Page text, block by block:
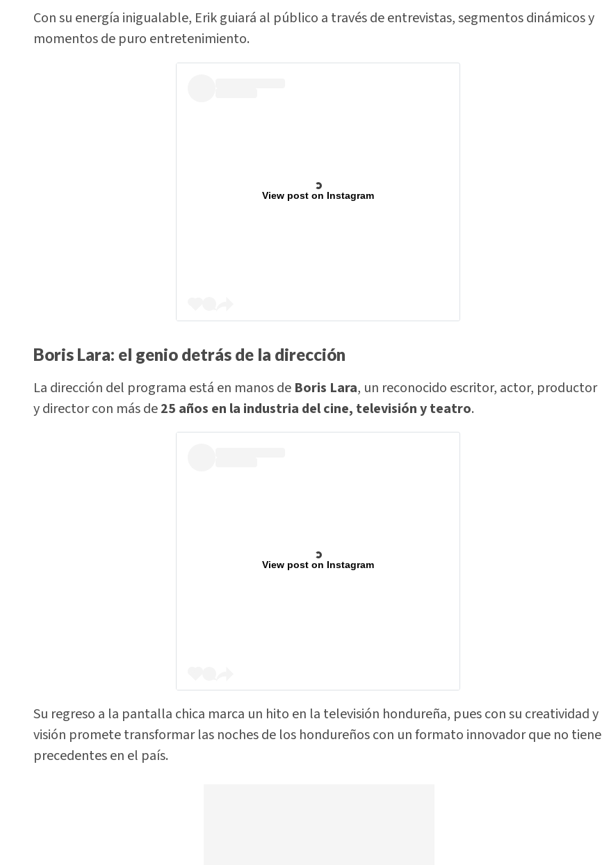
Con su energía inigualable, Erik guiará al público a través de entrevistas, segmentos dinámicos y
momentos de puro entretenimiento.
View post on Instagram
Boris Lara: el genio detrás de la dirección
La dirección del programa está en manos de Boris Lara, un reconocido escritor, actor, productor
y director con más de25 años en la industria del cine, televisión y teatro.
View post on Instagram
Su regreso a la pantalla chica marca un hito en la televisión hondureña, pues con su creatividad y
visión promete transformar las noches de los hondureños con un formato innovador que no tiene
precedentes en el país.